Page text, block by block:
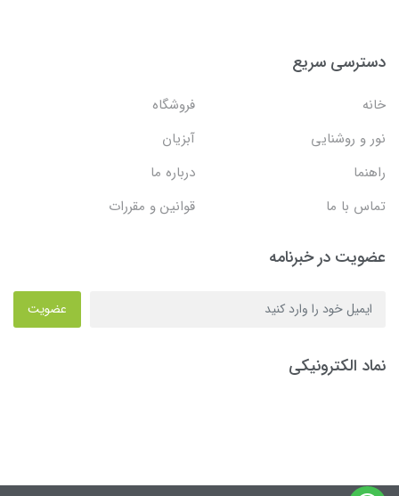
دسترسی سریع
خانه
فروشگاه
نور و روشنایی
آبزیان
راهنما
درباره ما
تماس با ما
قوانین و مقررات
عضویت در خبرنامه
عضویت
نماد الکترونیکی